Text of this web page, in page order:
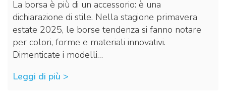
La borsa è più di un accessorio: è una
dichiarazione di stile. Nella stagione primavera
estate 2025, le borse tendenza si fanno notare
per colori, forme e materiali innovativi.
Dimenticate i modelli…
Leggi di più >